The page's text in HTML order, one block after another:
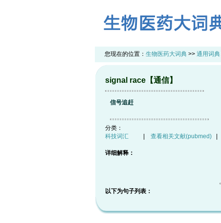
您现在的位置： 生物医药大词典 >> 通用词典
signal race【通信】
信号追赶
分类：
科技词汇
查看相关文献(pubmed)
详细解释：
以下为句子列表：